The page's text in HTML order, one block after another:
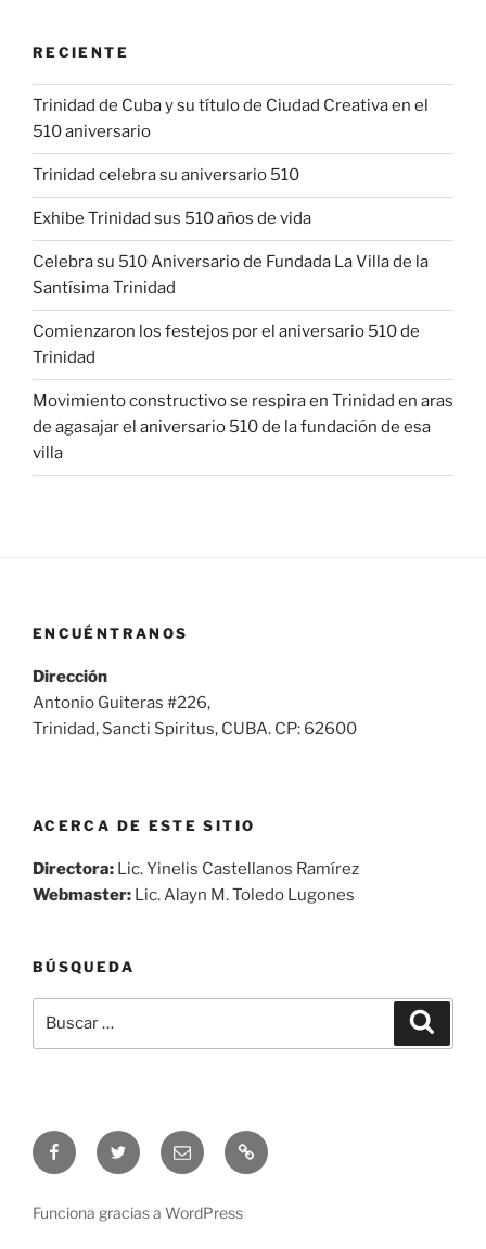
RECIENTE
Trinidad de Cuba y su título de Ciudad Creativa en el
510 aniversario
Trinidad celebra su aniversario 510
Exhibe Trinidad sus 510 años de vida
Celebra su 510 Aniversario de Fundada La Villa de la
Santísima Trinidad
Comienzaron los festejos por el aniversario 510 de
Trinidad
Movimiento constructivo se respira en Trinidad en aras
de agasajar el aniversario 510 de la fundación de esa
villa
ENCUÉNTRANOS
Dirección
Antonio Guiteras #226,
Trinidad, Sancti Spiritus, CUBA. CP: 62600
ACERCA DE ESTE SITIO
Directora: Lic. Yinelis Castellanos Ramírez
Webmaster: Lic. Alayn M. Toledo Lugones
BÚSQUEDA
por:
Síguenos
en
Síguenos
en
Correo
electrónico
Audio
en
Funciona gracias a WordPress